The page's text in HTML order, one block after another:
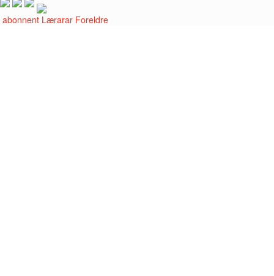
abonnent Lærarar Foreldre